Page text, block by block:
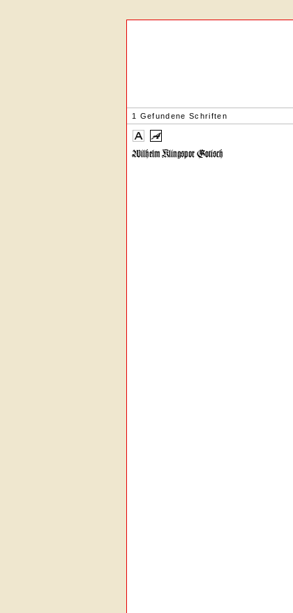
1 Gefundene Schriften